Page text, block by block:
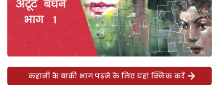
कहानी के बाकी भाग पढ़ने के लिए यहां क्लिक करें